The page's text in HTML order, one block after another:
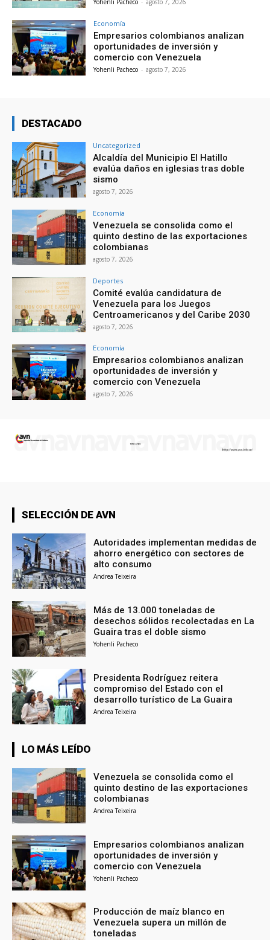
Yohenli Pacheco - agosto 7, 2026
Economía
Empresarios colombianos analizan
oportunidades de inversión y
comercio con Venezuela
Yohenli Pacheco - agosto 7, 2026
DESTACADO
Uncategorized
Alcaldía del Municipio El Hatillo
evalúa daños en iglesias tras doble
sismo
agosto 7, 2026
Economía
Venezuela se consolida como el
quinto destino de las exportaciones
colombianas
agosto 7, 2026
Deportes
Comité evalúa candidatura de
Venezuela para los Juegos
Centroamericanos y del Caribe 2030
agosto 7, 2026
Economía
Empresarios colombianos analizan
oportunidades de inversión y
comercio con Venezuela
agosto 7, 2026
SELECCIÓN DE AVN
Autoridades implementan medidas de
ahorro energético con sectores de
alto consumo
Andrea Teixeira
Más de 13.000 toneladas de
desechos sólidos recolectadas en La
Guaira tras el doble sismo
Yohenli Pacheco
Presidenta Rodríguez reitera
compromiso del Estado con el
desarrollo turístico de La Guaira
Andrea Teixeira
LO MÁS LEÍDO
Venezuela se consolida como el
quinto destino de las exportaciones
colombianas
Andrea Teixeira
Empresarios colombianos analizan
oportunidades de inversión y
comercio con Venezuela
Yohenli Pacheco
Producción de maíz blanco en
Venezuela supera un millón de
toneladas